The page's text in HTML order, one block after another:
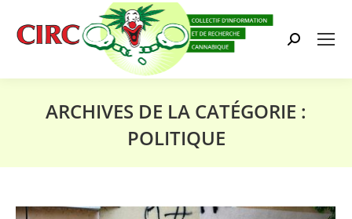
Search:
ARCHIVES DE LA CATÉGORIE :
POLITIQUE